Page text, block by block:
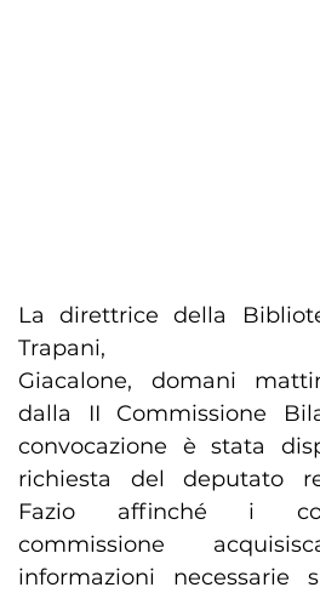
La direttrice della
Trapani,
Giacalone, domani
dalla II Commissione
convocazione è stata
richiesta del deputato
Fazio affinché i
commissione
informazioni necessarie